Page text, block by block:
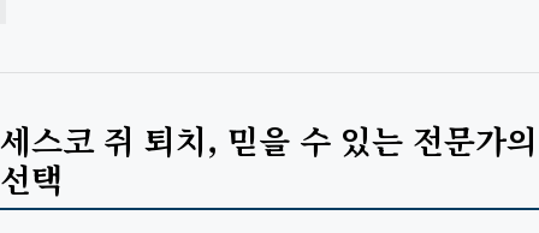
세스코 쥐 퇴치, 믿을 수 있는 전문가의
선택